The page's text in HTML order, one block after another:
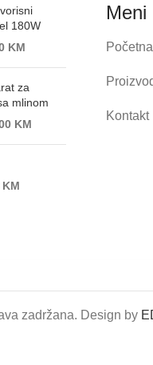
180W
KM
za
mlinom
KM
KM
Meni
Početna
Kontakt
zadržana. Design by